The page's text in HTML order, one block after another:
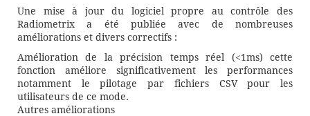
Une mise à jour du logiciel propre au contrôle des
Radiometrix a été publiée avec de nombreuses
améliorations et divers correctifs :
Amélioration de la précision temps réel (<1ms) cette
fonction améliore significativement les performances
notamment le pilotage par fichiers CSV pour les
utilisateurs de ce mode.
Autres améliorations